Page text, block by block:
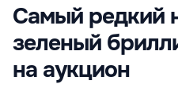
Самый редкий
зеленый
на аукцион